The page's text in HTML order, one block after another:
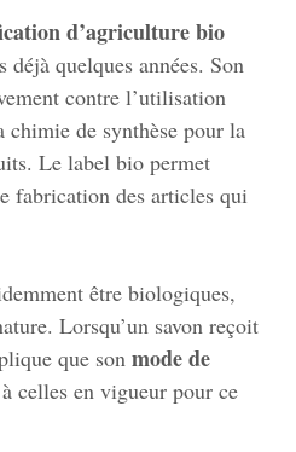
d’agriculture bio
déjà quelques années. Son
contre l’utilisation
chimie de synthèse pour la
Le label bio permet
fabrication des articles qui
être biologiques,
Lorsqu’un savon reçoit
que sonmode de
à celles en vigueur pour ce